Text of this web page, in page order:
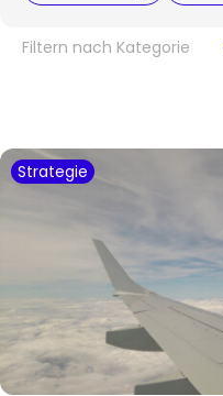
Filtern nach Kategorie
Strategie